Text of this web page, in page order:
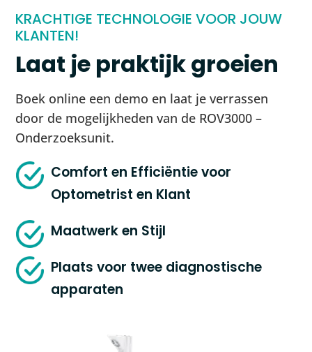
KRACHTIGE TECHNOLOGIE VOOR JOUW
KLANTEN!
Laat je praktijk groeien
Boek online een demo en laat je verrassen
door de mogelijkheden van de ROV3000 –
Onderzoeksunit.
Comfort en Efficiëntie voor
Optometrist en Klant
Maatwerk en Stijl
Plaats voor twee diagnostische
apparaten